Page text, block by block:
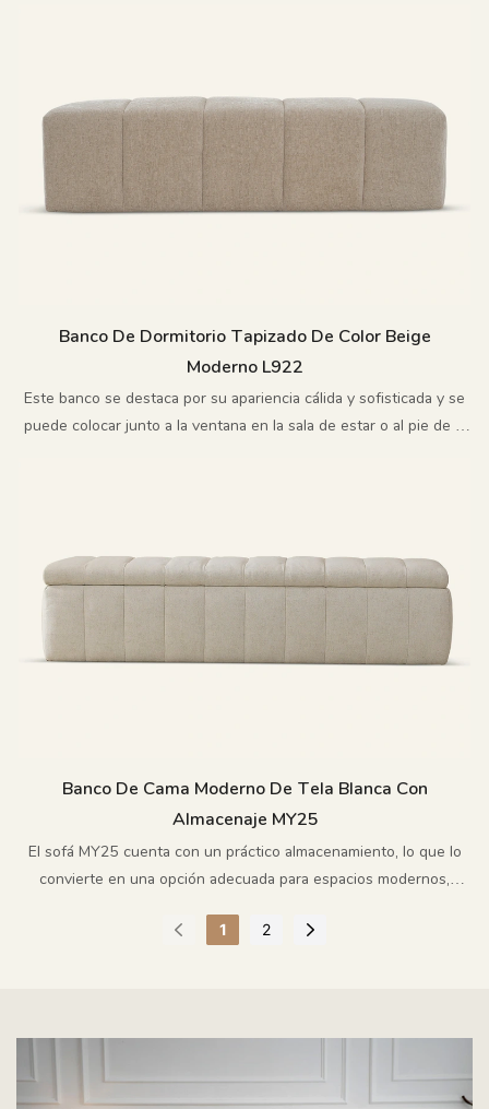
Banco De Dormitorio Tapizado De Color Beige
Moderno L922
Este banco se destaca por su apariencia cálida y sofisticada y se
puede colocar junto a la ventana en la sala de estar o al pie de la
Banco De Cama Moderno De Tela Blanca Con
Almacenaje MY25
El sofá MY25 cuenta con un práctico almacenamiento, lo que lo
convierte en una opción adecuada para espacios modernos,
1 2